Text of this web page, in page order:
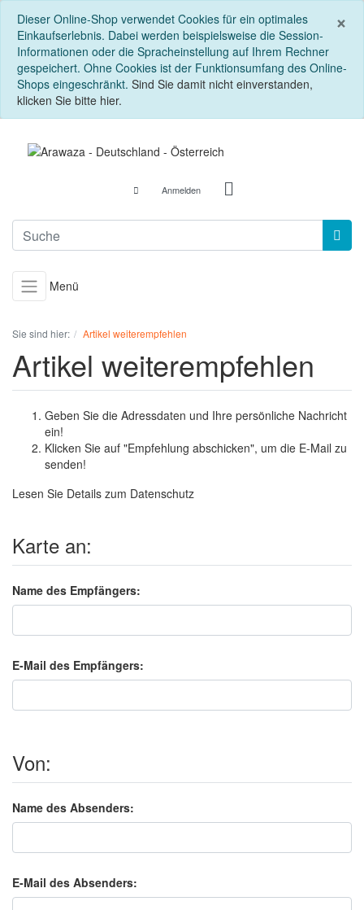
×
Dieser Online-Shop verwendet Cookies für ein optimales
Einkaufserlebnis. Dabei werden beispielsweise die Session-
Informationen oder die Spracheinstellung auf Ihrem Rechner
gespeichert. Ohne Cookies ist der Funktionsumfang des Online-
Shops eingeschränkt. Sind Sie damit nicht einverstanden,
klicken Sie bitte hier.
Anmelden
Menü
Sie sind hier: Artikel weiterempfehlen
Artikel weiterempfehlen
Geben Sie die Adressdaten und Ihre persönliche Nachricht
ein!
Klicken Sie auf "Empfehlung abschicken", um die E-Mail zu
senden!
Lesen Sie Details zum Datenschutz
Karte an:
Name des Empfängers:
E-Mail des Empfängers:
Von:
Name des Absenders:
E-Mail des Absenders: